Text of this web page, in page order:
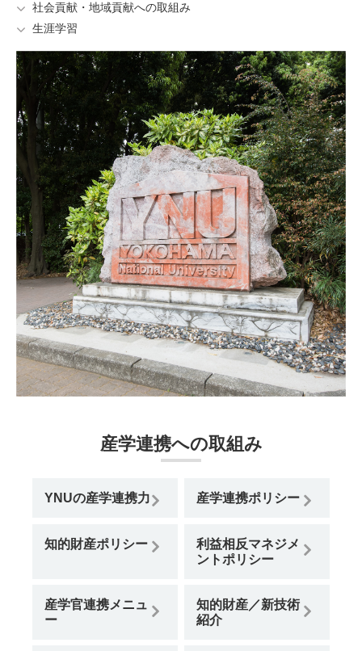
社会貢献・地域貢献への取組み
生涯学習
産学連携への取組み
YNUの産学連携力 産学連携ポリシー
知的財産ポリシー
利益相反マネジメ
ントポリシー
産学官連携メニュ
ー
知的財産／新技術
紹介